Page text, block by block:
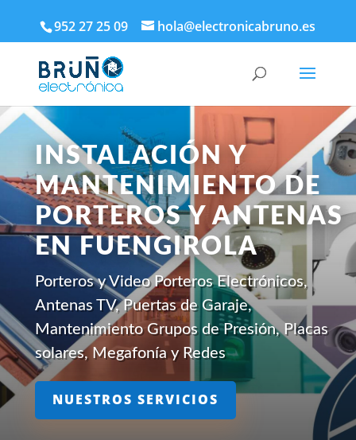
952 27 25 09 hola@electronicabruno.es
INSTALACIÓN Y
MANTENIMIENTO DE
PORTEROS Y ANTENAS
EN FUENGIROLA
Porteros y Video Porteros Electrónicos,
Antenas TV, Puertas de Garaje,
Mantenimiento Grupos de Presión, Placas
solares, Megafonía y Redes
NUESTROS SERVICIOS